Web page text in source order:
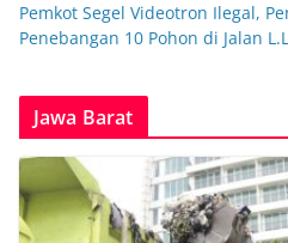
Pemkot Segel Videotron Ilegal,
Penebangan 10 Pohon di Jalan
Jawa Barat